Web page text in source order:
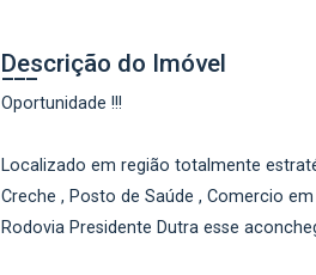
Descrição do Imóvel
Oportunidade !!!
Localizado em região totalmente
Creche , Posto de Saúde , Comercio
Rodovia Presidente Dutra esse